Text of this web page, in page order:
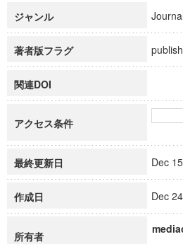
ジャンル
著者版フラグ
関連DOI
アクセス条件
最終更新日 Dec
作成日 Dec
所有者